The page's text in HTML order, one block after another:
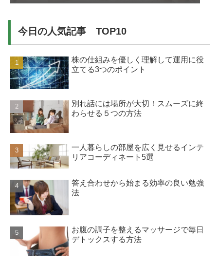
今日の人気記事 TOP10
株の仕組みを優しく理解して運用に役
立てる3つのポイント
別れ話には場所が大切！スムーズに終
わらせる５つの方法
一人暮らしの部屋を広く見せるインテ
リアコーディネート5選
答え合わせから始まる効率の良い勉強
法
お腹の調子を整えるマッサージで毎日
デトックスする方法